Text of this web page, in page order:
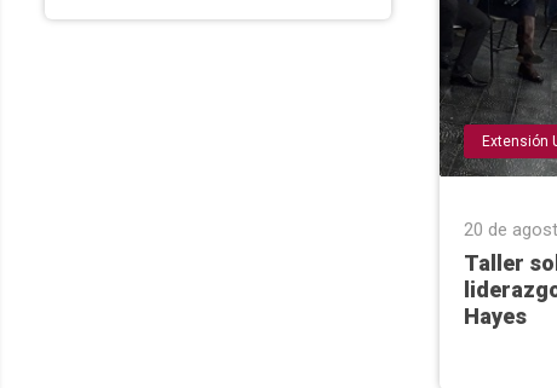
Extensión
20 de
Taller
Hayes